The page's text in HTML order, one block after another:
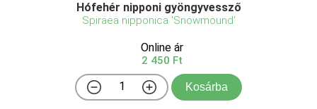
Hófehér nipponi gyöngyvessző
Spiraea nipponica 'Snowmound'
Online ár
2 450 Ft
Kosárba